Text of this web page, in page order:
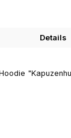
Details